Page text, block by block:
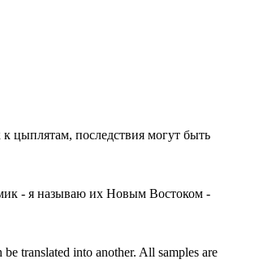
к цыплятам, последствия могут быть
- я называю их Новым Востоком -
translated into another. All samples are